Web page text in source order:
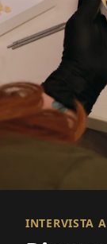
INTERVISTA